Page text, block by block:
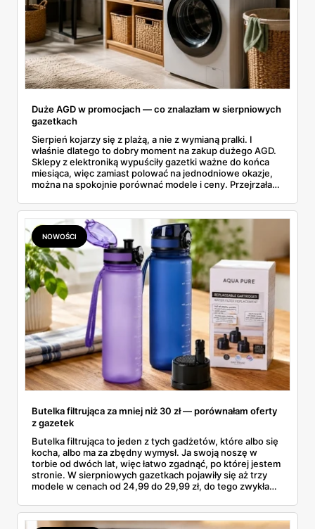
Duże AGD w promocjach — co znalazłam w sierpniowych
gazetkach
Sierpień kojarzy się z plażą, a nie z wymianą pralki. I
właśnie dlatego to dobry moment na zakup dużego AGD.
Sklepy z elektroniką wypuściły gazetki ważne do końca
miesiąca, więc zamiast polować na jednodniowe okazje,
można na spokojnie porównać modele i ceny. Przejrzałam
znalazłam, z cenami i terminami.
NOWOŚCI
Butelka filtrująca za mniej niż 30 zł — porównałam oferty
z gazetek
Butelka filtrująca to jeden z tych gadżetów, które albo się
kocha, albo ma za zbędny wymysł. Ja swoją noszę w
torbie od dwóch lat, więc łatwo zgadnąć, po której jestem
stronie. W sierpniowych gazetkach pojawiły się aż trzy
modele w cenach od 24,99 do 29,99 zł, do tego zwykła
wszystkie oferty i policzyłam, kiedy taki zakup faktycznie
się opłaca.